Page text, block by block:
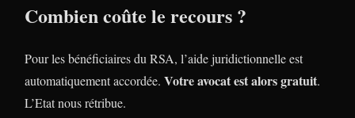
Combien coûte le recours ?
Pour les bénéficiaires du RSA, l’aide juridictionnelle est
automatiquement accordée. Votre avocat est alors gratuit.
L’Etat nous rétribue.